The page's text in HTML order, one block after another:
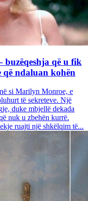
që u fik
që ndaluan kohën
si Marilyn Monroe, e
të sekreteve. Një
duke mbjellë dekada
nuk u zbehën kurrë.
ruajti një shkëlqim të...